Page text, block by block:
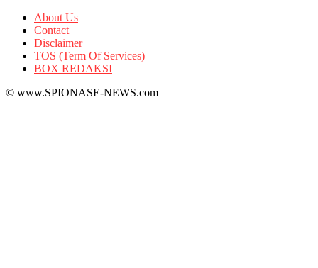
About Us
Contact
Disclaimer
TOS (Term Of Services)
BOX REDAKSI
© www.SPIONASE-NEWS.com